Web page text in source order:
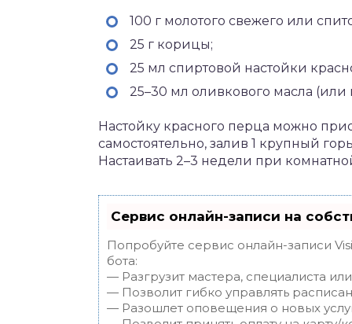
100 г молотого свежего или
25 г корицы;
25 мл спиртовой настойки
25–30 мл оливкового масла
Настойку красного перца можно
самостоятельно, залив 1 крупный
Настаивать 2–3 недели при
Сервис онлайн-записи на
Попробуйте сервис онлайн-записи
бота:
— Разгрузит мастера, специалиста
— Позволит гибко управлять
— Разошлет оповещения о новых